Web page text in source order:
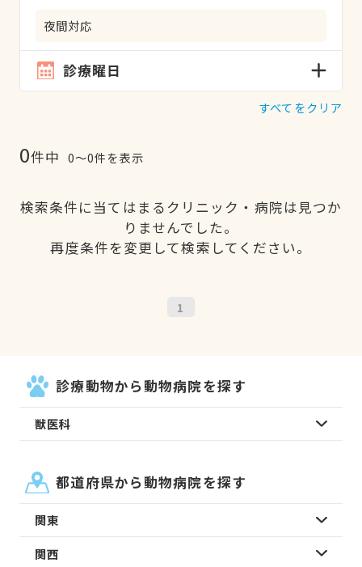
夜間対応
診療曜日
すべてをクリア
0件中 0〜0件を表示
検索条件に当てはまるクリニック・病院は見つか
りませんでした。
再度条件を変更して検索してください。
1
診療動物から動物病院を探す
獣医科
都道府県から動物病院を探す
関東
関西